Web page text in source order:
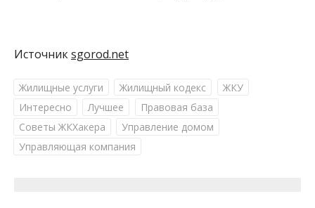
Источникsgorod.net
Жилищные услуги Жилищный кодекс
ЖКУ
Интересно
Лучшее
Правовая база
Советы ЖКХакера
Управление домом
Управляющая компания